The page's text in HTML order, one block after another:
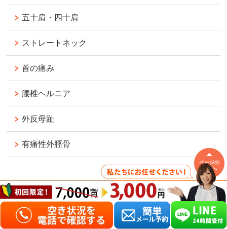
五十肩・四十肩
ストレートネック
首の痛み
腰椎ヘルニア
外反母趾
有痛性外脛骨
手首の捻挫（手関節捻挫）
捻挫
ページの
先頭へ